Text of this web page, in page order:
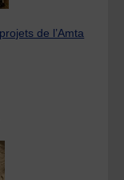
de l’Amta